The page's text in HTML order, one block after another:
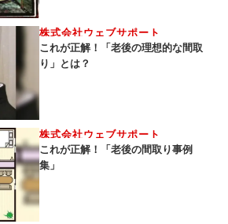
株式会社ウェブサポート
これが正解！「老後の理想的な間取
り」とは？
株式会社ウェブサポート
これが正解！「老後の間取り事例
集」